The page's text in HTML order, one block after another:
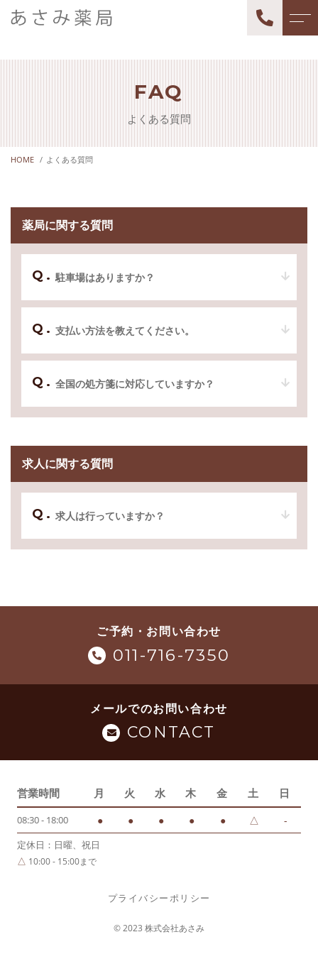
当薬局について
サポート内容
処方箋調剤
お知らせ
求人情報
011-716-7350
CONTACT
FAQ
よくある質問
HOME よくある質問
薬局に関する質問
駐車場はありますか？
支払い方法を教えてください。
全国の処方箋に対応していますか？
求人に関する質問
求人は行っていますか？
ご予約・お問い合わせ
011-716-7350
メールでのお問い合わせ
CONTACT
営業時間 月 火 水 木 金 土 日
08:30 - 18:00 ● ● ● ● ● △ -
定休日：日曜、祝日
△ 10:00 - 15:00まで
プライバシーポリシー
© 2023 株式会社あさみ